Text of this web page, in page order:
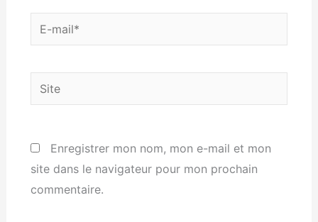
E-
mail*
Site
Enregistrer mon nom, mon e-mail et mon
site dans le navigateur pour mon prochain
commentaire.